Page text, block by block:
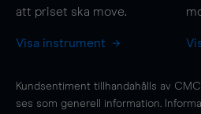
att priset ska move.
Visa instrument
Kundsentiment tillhandahålls av
ses som generell information.